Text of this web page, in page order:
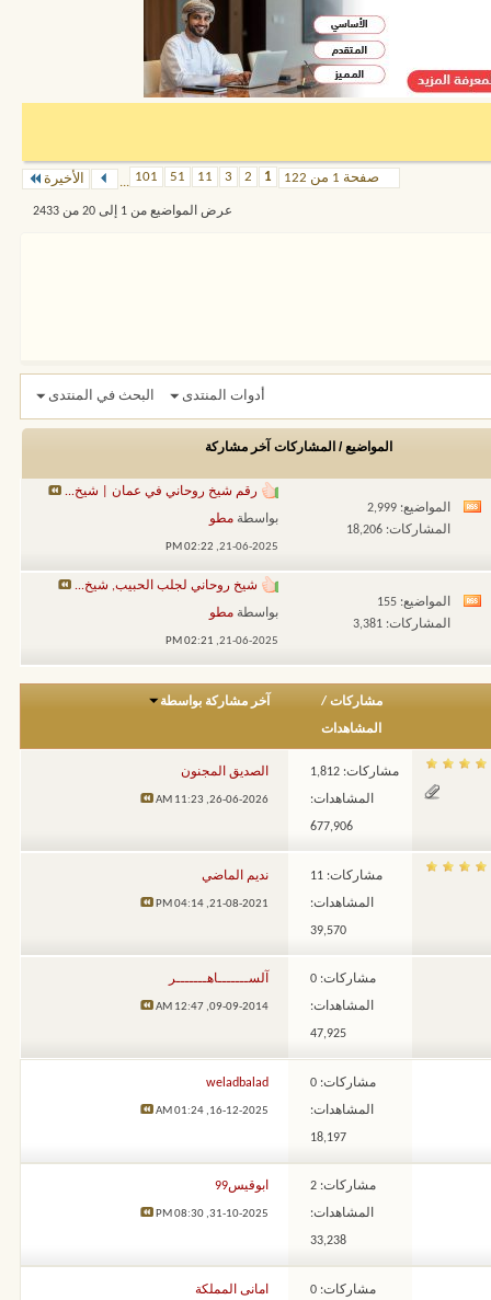
صفحة 1 من 122 1
2
3
11
51
101
... الأخيرة
عرض المواضيع من 1 إلى 20 من 2433
أدوات المنتدى البحث في المنتدى
المواضيع / المشاركات آخر مشاركة
مشاهدة
هذا
المنتدى
المواضيع: 2,999
المشاركات: 18,206
رقم شيخ روحاني في عمان | شيخ...
بواسطة مطو
21-06-2025,
02:22 PM
مشاهدة
هذا
المواضيع: 155
المشاركات: 3,381
شيخ روحاني لجلب الحبيب, شيخ...
بواسطة مطو
21-06-2025,
02:21 PM
مشاركات /
المشاهدات
آخر مشاركة بواسطة
مشاركات: 1,812
المشاهدات:
677,906
الصديق المجنون
26-06-2026,
11:23 AM
مشاركات: 11
المشاهدات:
39,570
نديم الماضي
21-08-2021,
04:14 PM
مشاركات: 0
المشاهدات:
47,925
آلســـــــاهـــــــر
09-09-2014,
12:47 AM
مشاركات: 0
المشاهدات:
18,197
weladbalad
16-12-2025,
01:24 AM
مشاركات: 2
المشاهدات:
33,238
ابوقيس99
31-10-2025,
08:30 PM
مشاركات: 0 امانى المملكة